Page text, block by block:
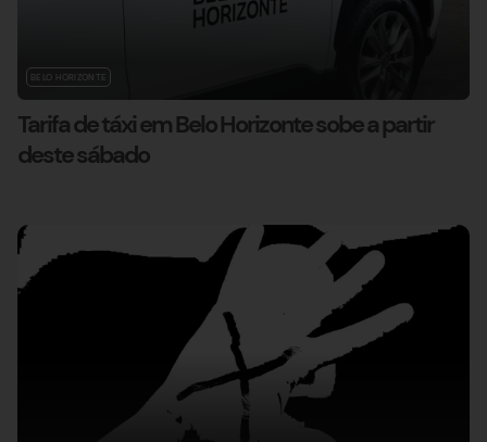
BELO HORIZONTE
Tarifa de táxi em Belo Horizonte sobe a partir
deste sábado